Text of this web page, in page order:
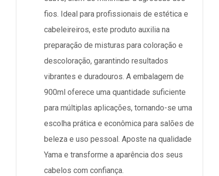
fios. Ideal para profissionais de estética e
cabeleireiros, este produto auxilia na
preparação de misturas para coloração e
descoloração, garantindo resultados
vibrantes e duradouros. A embalagem de
900ml oferece uma quantidade suficiente
para múltiplas aplicações, tornando-se uma
escolha prática e econômica para salões de
beleza e uso pessoal. Aposte na qualidade
Yama e transforme a aparência dos seus
cabelos com confiança.